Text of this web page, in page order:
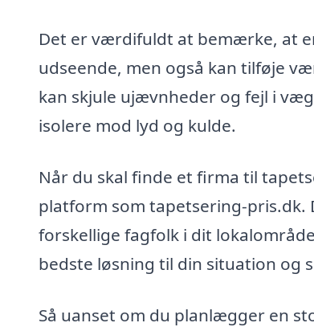
Det er værdifuldt at bemærke, at
udseende, men også kan tilføje
kan skjule ujævnheder og fejl i
isolere mod lyd og kulde.
Når du skal finde et firma til
platform som tapetsering-
forskellige fagfolk i dit
bedste løsning til din situation og
Så uanset om du planlægger en